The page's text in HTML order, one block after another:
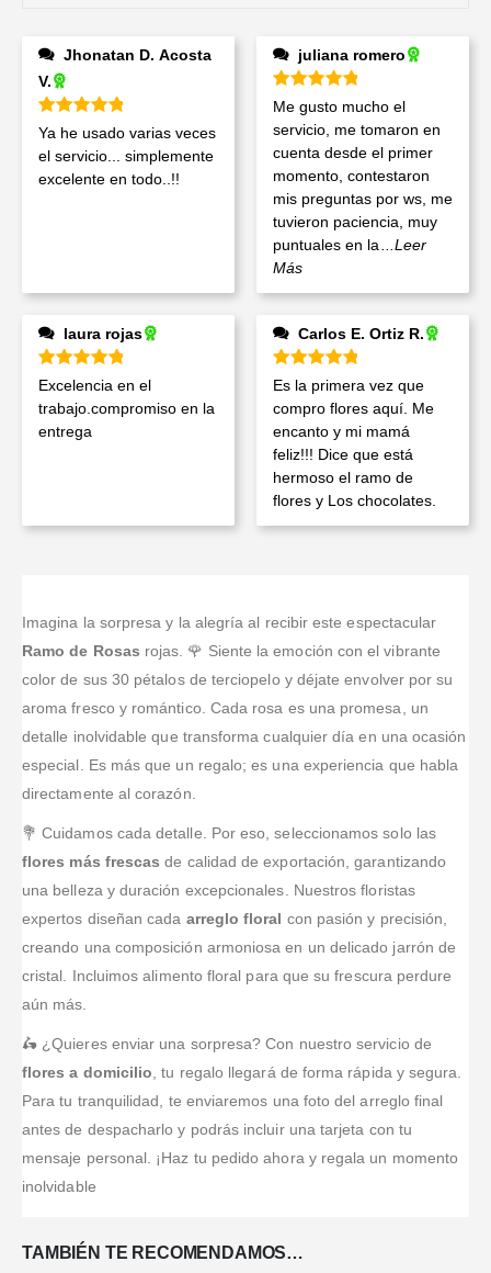
V.
Valorado en5 de 5
Ya he usado varias veces
el servicio... simplemente
excelente en todo..!!
juliana romero
Valorado en5de 5
Me gusto mucho el
servicio, me tomaron en
cuenta desde el primer
momento, contestaron
mis preguntas por ws, me
tuvieron paciencia, muy
puntuales en la
...Leer
Más
laura rojas
Valorado en 5de 5
Excelencia en el
trabajo.compromiso en la
entrega
Carlos E. Ortiz R.
Valorado en5de 5
Es la primera vez que
compro flores aquí. Me
encanto y mi mamá
feliz!!! Dice que está
hermoso el ramo de
flores y Los chocolates.
Imagina la sorpresa y la alegría al recibir este espectacular
Ramo de Rosas rojas. 🌹 Siente la emoción con el vibrante
color de sus 30 pétalos de terciopelo y déjate envolver por su
aroma fresco y romántico. Cada rosa es una promesa, un
detalle inolvidable que transforma cualquier día en una ocasión
especial. Es más que un regalo; es una experiencia que habla
directamente al corazón.
💐 Cuidamos cada detalle. Por eso, seleccionamos solo las
flores más frescas de calidad de exportación, garantizando
una belleza y duración excepcionales. Nuestros floristas
expertos diseñan cada arreglo floral con pasión y precisión,
creando una composición armoniosa en un delicado jarrón de
cristal. Incluimos alimento floral para que su frescura perdure
aún más.
🛵 ¿Quieres enviar una sorpresa? Con nuestro servicio de
flores a domicilio , tu regalo llegará de forma rápida y segura.
Para tu tranquilidad, te enviaremos una foto del arreglo final
antes de despacharlo y podrás incluir una tarjeta con tu
mensaje personal. ¡Haz tu pedido ahora y regala un momento
inolvidable
TAMBIÉN TE RECOMENDAMOS…